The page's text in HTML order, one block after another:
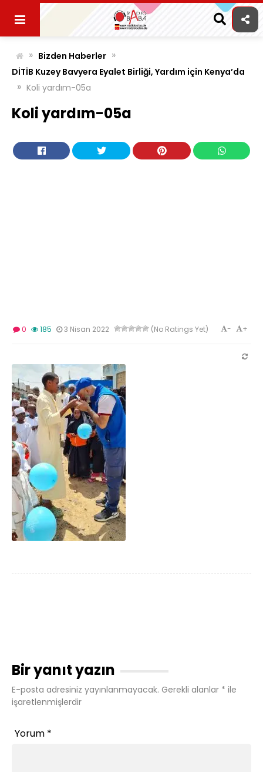
content
» Bizden Haberler »
DİTİB Kuzey Bavyera Eyalet Birliği, Yardım için Kenya’da
» Koli yardım-05a
Koli yardım-05a
0 185 3 Nisan 2022 (No Ratings Yet) +
-
Bir yanıt yazın
E-posta adresiniz yayınlanmayacak. Gerekli alanlar * ile
işaretlenmişlerdir
Yorum *